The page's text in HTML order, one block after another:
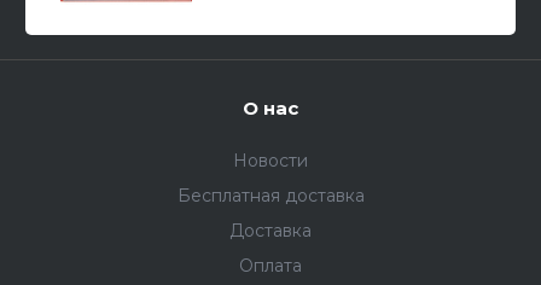
О нас
Новости
Бесплатная доставка
Доставка
Оплата